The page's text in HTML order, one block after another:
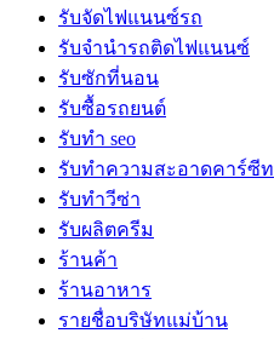
รับจัดไฟแนนซ์รถ
รับจำนำรถติดไฟแนนซ์
รับซักที่นอน
รับซื้อรถยนต์
รับทำ seo
รับทำความสะอาดคาร์ซีท
รับทำวีซ่า
รับผลิตครีม
ร้านค้า
ร้านอาหาร
รายชื่อบริษัทแม่บ้าน